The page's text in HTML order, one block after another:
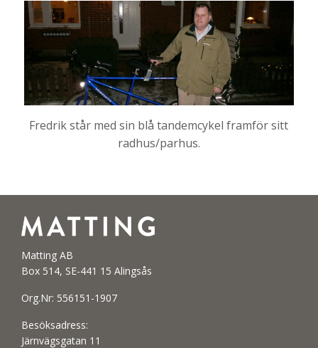
Fredrik står med sin blå tandemcykel framför sitt
radhus/parhus.
Matting AB
Box 514, SE-441 15 Alingsås
Org.Nr: 556151-1907
Besöksadress:
Järnvägsgatan 11